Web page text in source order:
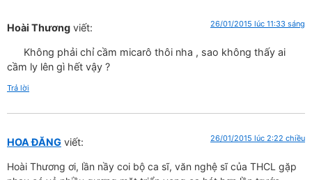
Hoài Thương viết: 26/01/2015 lúc 11:33 sáng
Không phải chỉ cầm micarô thôi nha , sao không thấy ai
cầm ly lên gì hết vậy ?
Trả lời
HOA ĐĂNG viết: 26/01/2015 lúc 2:22 chiều
Hoài Thương ơi, lần nầy coi bộ ca sĩ, văn nghệ sĩ của THCL gặp